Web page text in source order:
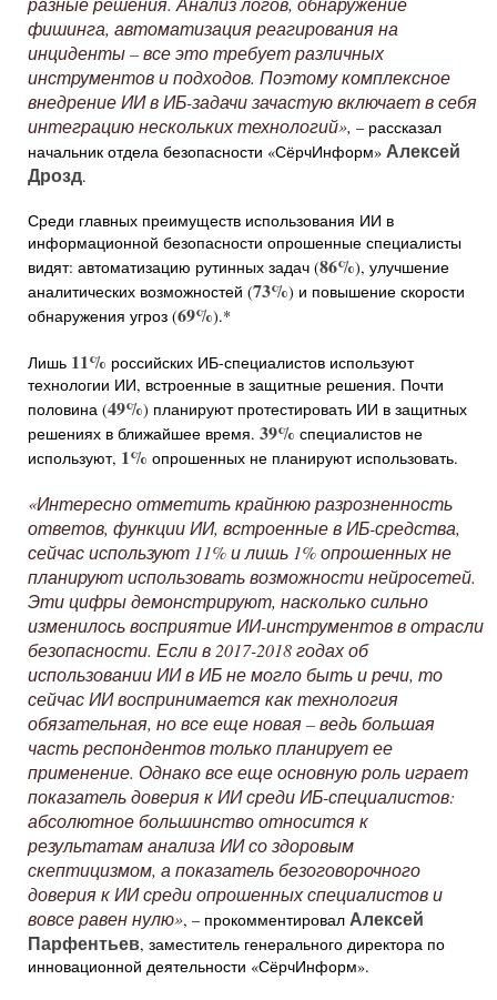
фишинга, автоматизация реагирования на
инциденты – все это требует различных
инструментов и подходов. Поэтому комплексное
внедрение ИИ в ИБ-задачи зачастую включает в себя
интеграцию нескольких технологий», – рассказал
начальник отдела безопасности «СёрчИнформ» Алексей
Дрозд.
Среди главных преимуществ использования ИИ в
информационной безопасности опрошенные специалисты
видят: автоматизацию рутинных задач (86%), улучшение
аналитических возможностей (73%) и повышение скорости
обнаружения угроз (69%).*
Лишь 11% российских ИБ-специалистов используют
технологии ИИ, встроенные в защитные решения. Почти
половина (49%) планируют протестировать ИИ в защитных
решениях в ближайшее время. 39% специалистов не
используют, 1% опрошенных не планируют использовать.
«Интересно отметить крайнюю разрозненность
ответов, функции ИИ, встроенные в ИБ-средства,
сейчас используют 11% и лишь 1% опрошенных не
планируют использовать возможности нейросетей.
Эти цифры демонстрируют, насколько сильно
изменилось восприятие ИИ-инструментов в отрасли
безопасности. Если в 2017-2018 годах об
использовании ИИ в ИБ не могло быть и речи, то
сейчас ИИ воспринимается как технология
обязательная, но все еще новая – ведь большая
часть респондентов только планирует ее
применение. Однако все еще основную роль играет
показатель доверия к ИИ среди ИБ-специалистов:
абсолютное большинство относится к
результатам анализа ИИ со здоровым
скептицизмом, а показатель безоговорочного
доверия к ИИ среди опрошенных специалистов и
вовсе равен нулю», – прокомментировал Алексей
Парфентьев, заместитель генерального директора по
инновационной деятельности «СёрчИнформ».